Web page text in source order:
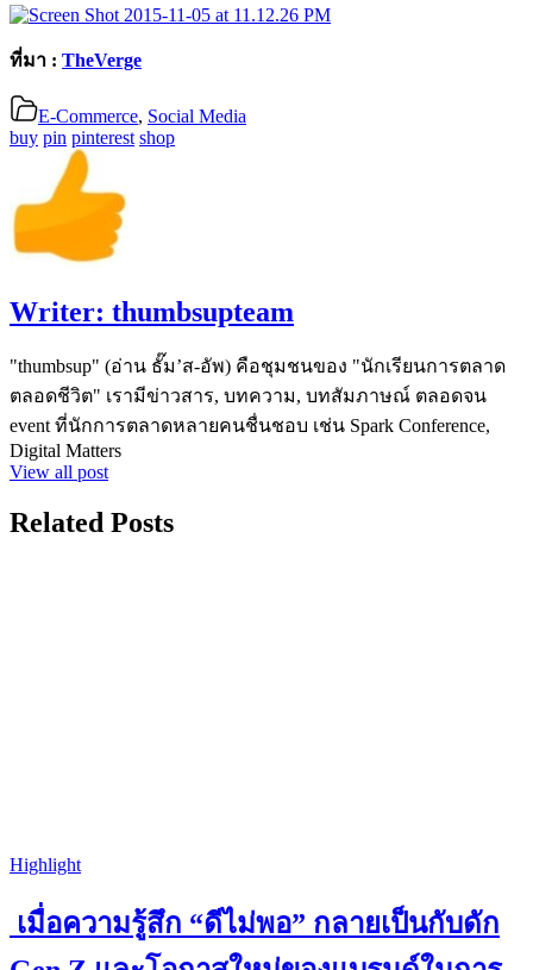
ที่มา : TheVerge
E-Commerce, Social Media
buy pin pinterest shop
Writer: thumbsupteam
"thumbsup" (อ่าน ธั๊ม’ส-อัพ) คือชุมชนของ "นักเรียนการตลาด
ตลอดชีวิต" เรามีข่าวสาร, บทความ, บทสัมภาษณ์ ตลอดจน
event ที่นักการตลาดหลายคนชื่นชอบ เช่น Spark Conference,
Digital Matters
View all post
Related Posts
Highlight
เมื่อความรู้สึก “ดีไม่พอ” กลายเป็นกับดัก